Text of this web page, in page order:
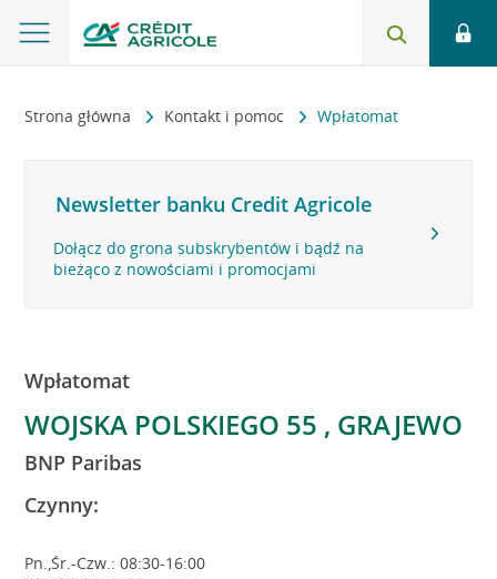
Strona główna Kontakt i pomoc Wpłatomat
Newsletter banku Credit Agricole
Dołącz do grona subskrybentów i bądź na
bieżąco z nowościami i promocjami
Wpłatomat
WOJSKA POLSKIEGO 55 , GRAJEWO
BNP Paribas
Czynny:
Pn.,Śr.-Czw.: 08:30-16:00